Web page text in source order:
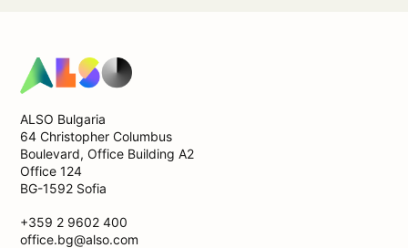
ALSO Bulgaria
64 Christopher Columbus
Boulevard, Office Building А2
Office 124
BG-1592 Sofia
+359 2 9602 400
office.bg@also.com